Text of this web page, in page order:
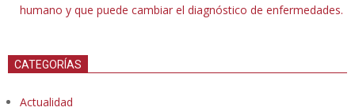
humano y que puede cambiar el diagnóstico de enfermedades.
CATEGORÍAS
Actualidad